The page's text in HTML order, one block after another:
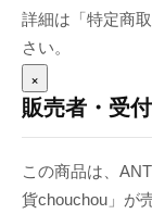
詳細は「特定商
さい。
×
販売者・受
この商品は、
貨chouchou」が